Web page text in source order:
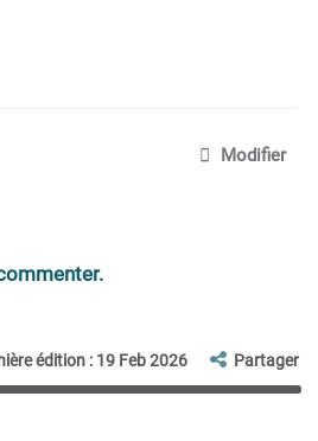
Modifier
édition : 19 Feb 2026 Partager